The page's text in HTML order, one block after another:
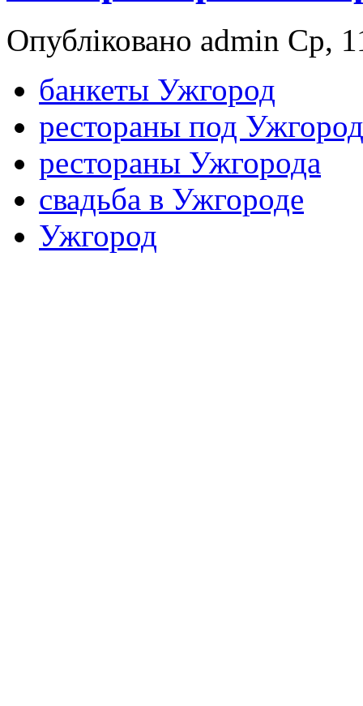
Опубліковано admin Ср,
банкеты Ужгород
рестораны под
рестораны Ужгорода
свадьба в Ужгороде
Ужгород